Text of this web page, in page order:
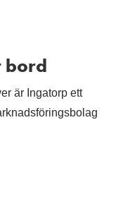
bord
är Ingatorp ett